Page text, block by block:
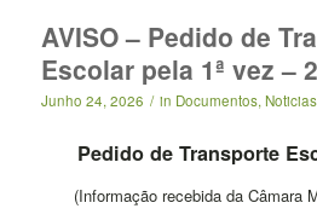
AVISO – Pedido de
Escolar pela 1ª vez –
Junho 24, 2026 / in Documentos, Noticias
Pedido de Transporte
(Informação recebida da Câmara